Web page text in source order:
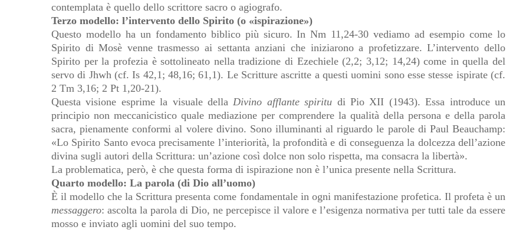
contemplata è quello dello scrittore sacro o agiografo.
Terzo modello: l’intervento dello Spirito (o «ispirazione»)
Questo modello ha un fondamento biblico più sicuro. In Nm 11,24-30 vediamo ad esempio come lo
Spirito di Mosè venne trasmesso ai settanta anziani che iniziarono a profetizzare. L’intervento dello
Spirito per la profezia è sottolineato nella tradizione di Ezechiele (2,2; 3,12; 14,24) come in quella del
servo di Jhwh (cf. Is 42,1; 48,16; 61,1). Le Scritture ascritte a questi uomini sono esse stesse ispirate (cf.
2 Tm 3,16; 2 Pt 1,20-21).
Questa visione esprime la visuale dellaDivino afflante spiritu di Pio XII (1943). Essa introduce un
principio non meccanicistico quale mediazione per comprendere la qualità della persona e della parola
sacra, pienamente conformi al volere divino. Sono illuminanti al riguardo le parole di Paul Beauchamp:
«Lo Spirito Santo evoca precisamente l’interiorità, la profondità e di conseguenza la dolcezza dell’azione
divina sugli autori della Scrittura: un’azione così dolce non solo rispetta, ma consacra la libertà».
La problematica, però, è che questa forma di ispirazione non è l’unica presente nella Scrittura.
Quarto modello: La parola (di Dio all’uomo)
È il modello che la Scrittura presenta come fondamentale in ogni manifestazione profetica. Il profeta è un
messaggero: ascolta la parola di Dio, ne percepisce il valore e l’esigenza normativa per tutti tale da essere
mosso e inviato agli uomini del suo tempo.